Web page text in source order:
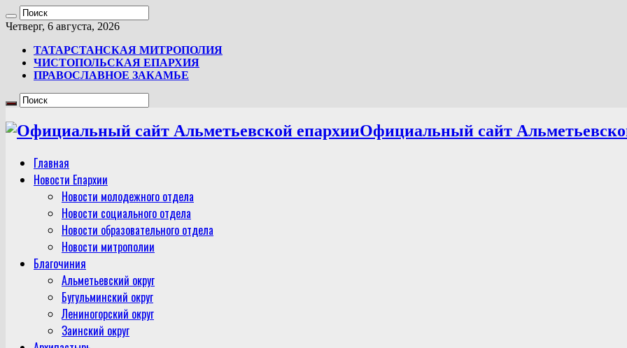
Четверг, 6 августа, 2026
ТАТАРСТАНСКАЯ МИТРОПОЛИЯ
ЧИСТОПОЛЬСКАЯ ЕПАРХИЯ
ПРАВОСЛАВНОЕ ЗАКАМЬЕ
Официальный сайт
Главная
Новости Епархии
Новости молодежного отдела
Новости социального отдела
Новости образовательного отдела
Новости митрополии
Благочиния
Альметьевский округ
Бугульминский округ
Лениногорский округ
Заинский округ